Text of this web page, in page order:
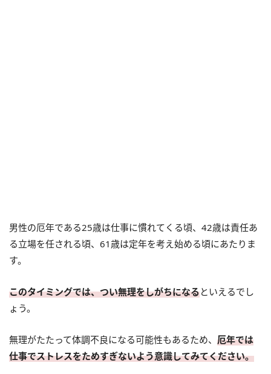
男性の厄年である25歳は仕事に慣れてくる頃、42歳は責任あ
る立場を任される頃、61歳は定年を考え始める頃にあたりま
す。
このタイミングでは、つい無理をしがちになるといえるでし
ょう。
無理がたたって体調不良になる可能性もあるため、 厄年では
仕事でストレスをためすぎないよう意識してみてください。